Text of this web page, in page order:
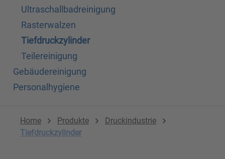
Ultraschallbadreinigung
Rasterwalzen
Tiefdruckzylinder
Teilereinigung
Gebäudereinigung
Personalhygiene
Home Produkte
Druckindustrie
Tiefdruckzylinder